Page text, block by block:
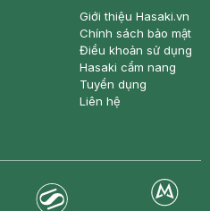
Giới thiệu Hasaki.vn
Chính sách bảo mật
Điều khoản sử dụng
Hasaki cẩm nang
Tuyển dụng
Liên hệ